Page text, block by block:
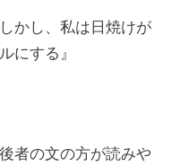
かし、私は日焼けが
にする』
者の文の方が読みや